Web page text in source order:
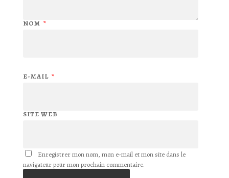
NOM *
E-MAIL *
SITE WEB
Enregistrer mon nom, mon e-mail et mon site dans le
navigateur pour mon prochain commentaire.